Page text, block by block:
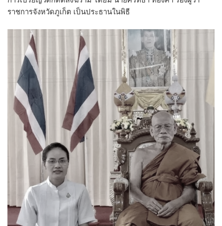
ราชการจังหวัดภูเก็ต เป็นประธานในพิธี